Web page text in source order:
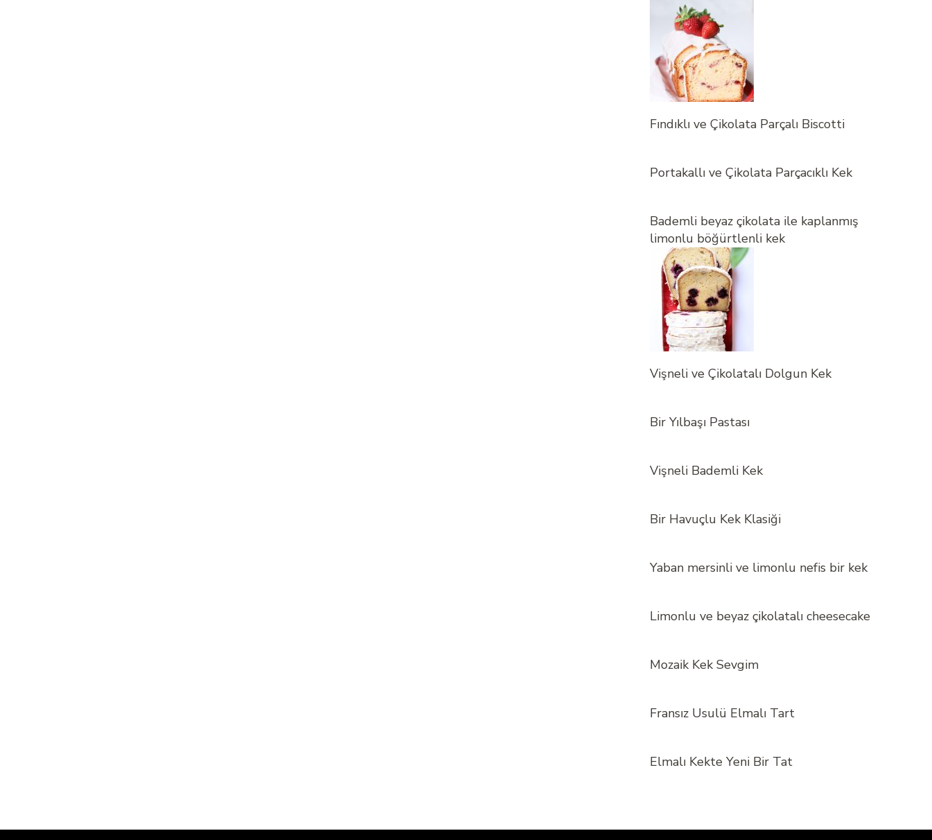
Fındıklı ve Çikolata Parçalı Biscotti
Portakallı ve Çikolata Parçacıklı Kek
Bademli beyaz çikolata ile kaplanmış
limonlu böğürtlenli kek
Vişneli ve Çikolatalı Dolgun Kek
Bir Yılbaşı Pastası
Vişneli Bademli Kek
Bir Havuçlu Kek Klasiği
Yaban mersinli ve limonlu nefis bir kek
Limonlu ve beyaz çikolatalı cheesecake
Mozaik Kek Sevgim
Fransız Usulü Elmalı Tart
Elmalı Kekte Yeni Bir Tat